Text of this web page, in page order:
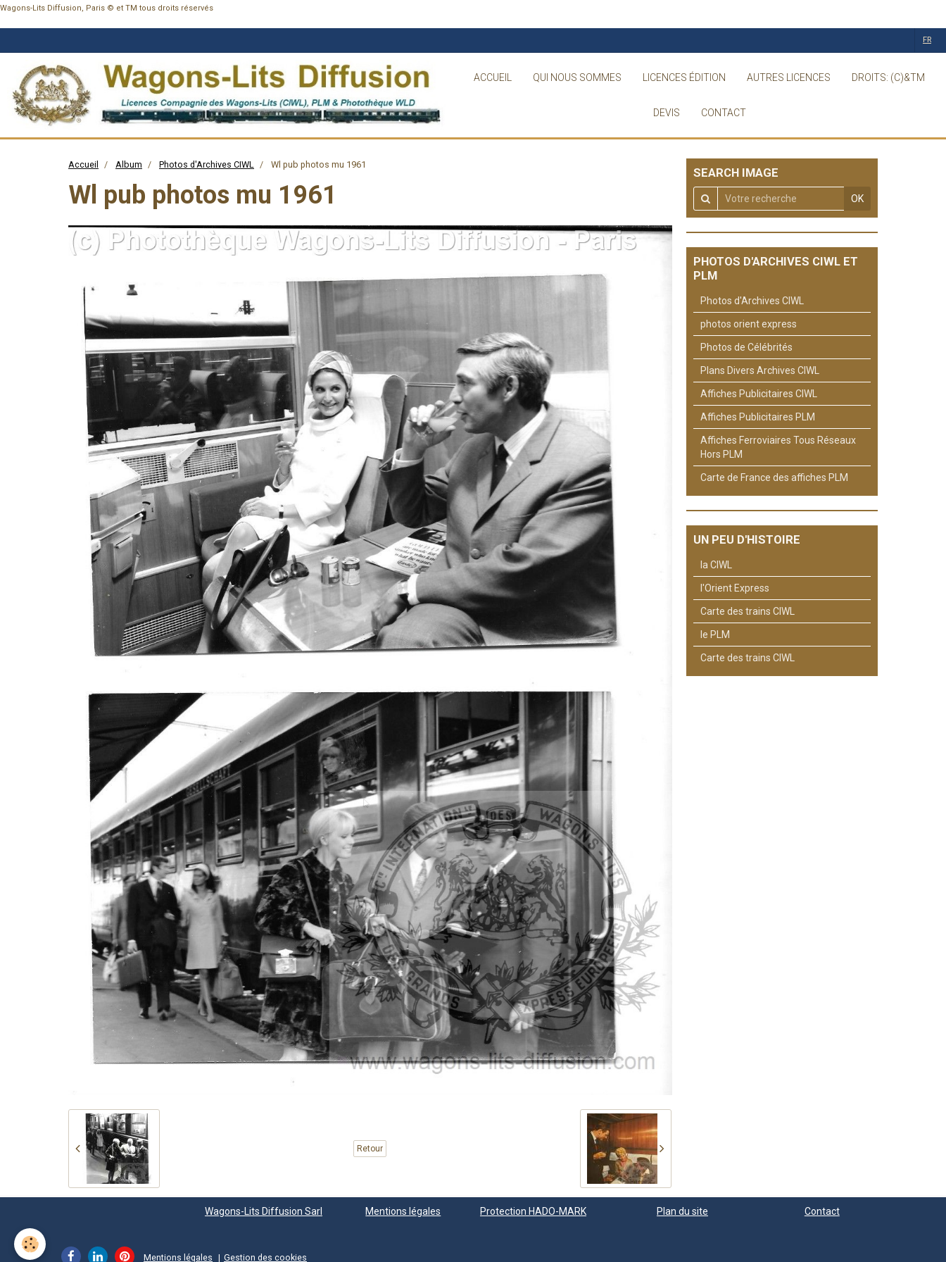
Wagons-Lits Diffusion, Paris © et TM tous droits réservés
ACCUEIL QUI NOUS SOMMES LICENCES ÉDITION AUTRES LICENCES DROITS: (C)&TM
DEVIS CONTACT
FR
Accueil Album Photos d'Archives CIWL Wl pub photos mu 1961
Wl pub photos mu 1961
Retour
SEARCH IMAGE
OK
PHOTOS D'ARCHIVES CIWL ET
PLM
Photos d'Archives CIWL
photos orient express
Photos de Célébrités
Plans Divers Archives CIWL
Affiches Publicitaires CIWL
Affiches Publicitaires PLM
Affiches Ferroviaires Tous Réseaux
Hors PLM
Carte de France des affiches PLM
UN PEU D'HISTOIRE
la CIWL
l'Orient Express
Carte des trains CIWL
le PLM
Carte des trains CIWL
Wagons-Lits Diffusion Sarl Mentions légales Protection HADO-MARK Plan du site Contact
Mentions légales Gestion des cookies